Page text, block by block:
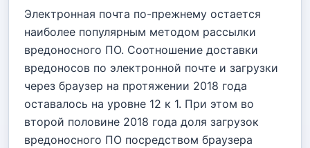
Электронная почта по-прежнему остается
наиболее популярным методом рассылки
вредоносного ПО. Соотношение доставки
вредоносов по электронной почте и загрузки
через браузер на протяжении 2018 года
оставалось на уровне 12 к 1. При этом во
второй половине 2018 года доля загрузок
вредоносного ПО посредством браузера